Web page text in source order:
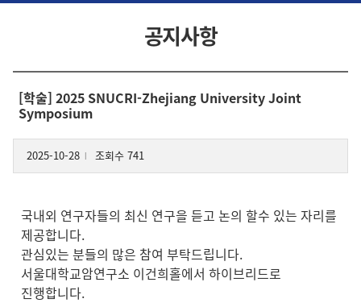
공지사항
[학술] 2025 SNUCRI-Zhejiang University Joint
Symposium
2025-10-28 조회수 741
국내외 연구자들의 최신 연구을 듣고 논의 할수 있는 자리를
제공합니다.
관심있는 분들의 많은 참여 부탁드립니다.
서울대학교암연구소 이건희홀에서 하이브리드로
진행합니다.